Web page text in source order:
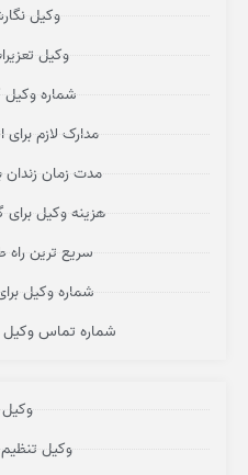
وکیل
وکیل
شماره وکیل
مدارک لازم
مدت زمان
هزینه وکیل
سریع ترین
شماره وکیل
شماره تماس وکیل
وکیل